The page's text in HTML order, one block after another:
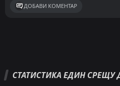
ДОБАВИ КОМЕНТАР
СТАТИСТИКА ЕДИН СРЕЩУ